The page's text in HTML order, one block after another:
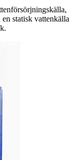
statisk vattenkälla